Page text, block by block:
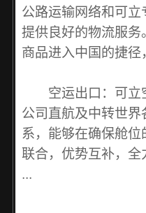
公路运输网络和可
提供良好的物流服
商品进入中国的捷
空运出口：可立空
公司直航及中转世
系，能够在确保舱
联合，优势互补，全
...